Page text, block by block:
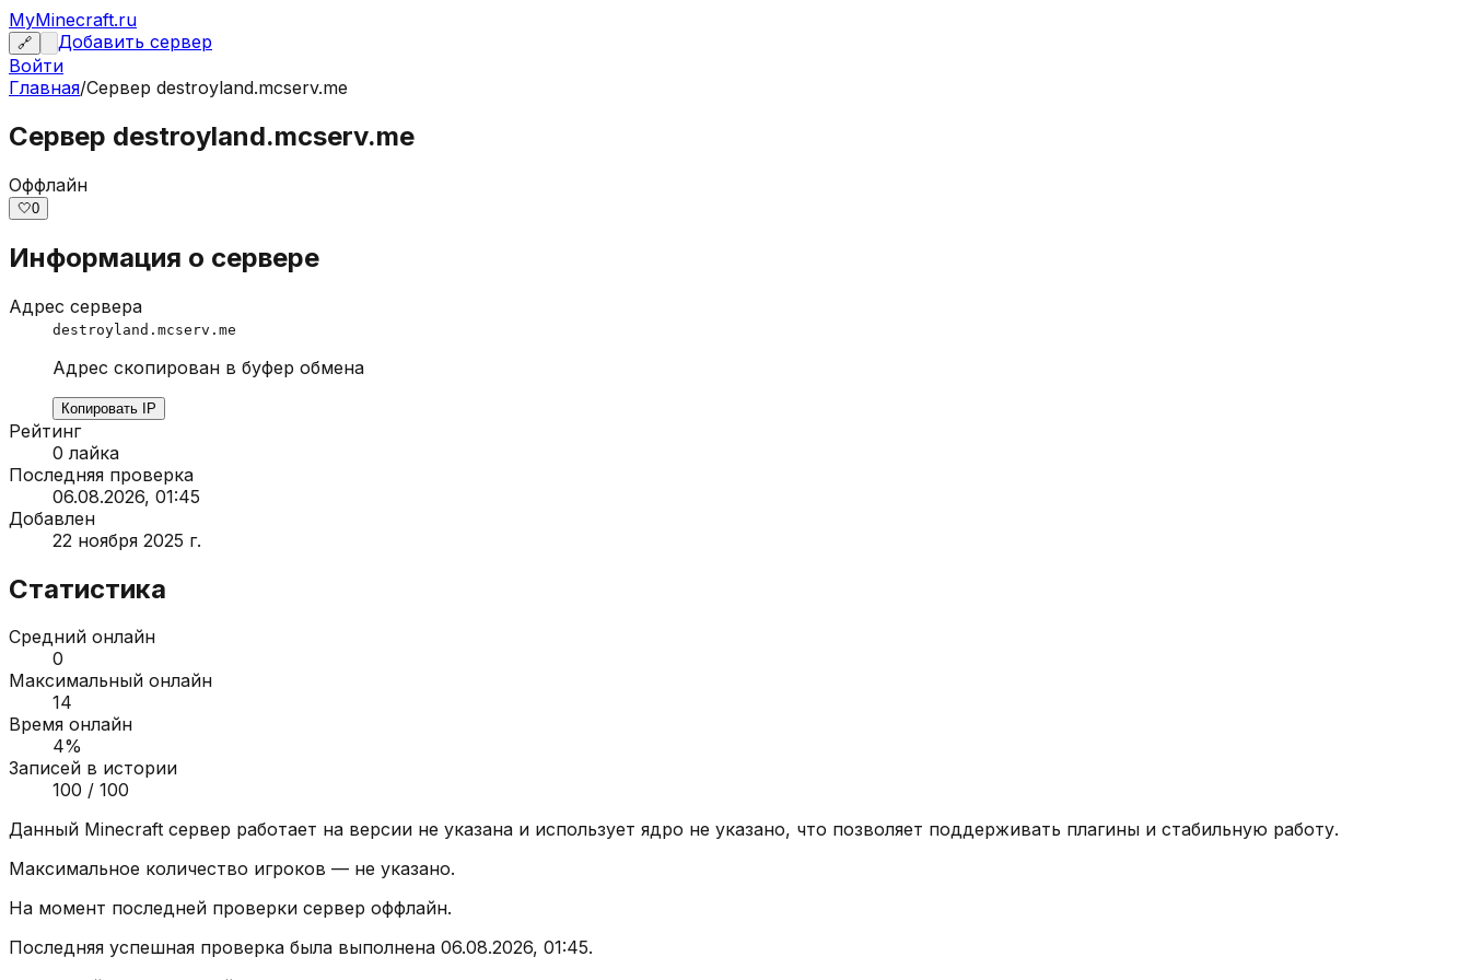
MyMinecraft.ru
🔗
Добавить сервер
Войти
Главная/Сервер destroyland.mcserv.me
Сервер destroyland.mcserv.me
Оффлайн
🤍0
Информация о сервере
Адрес сервера
destroyland.mcserv.me
Адрес скопирован в буфер обмена
Копировать IP
Рейтинг
0 лайка
Последняя проверка
06.08.2026, 01:45
Добавлен
22 ноября 2025 г.
Статистика
Средний онлайн
0
Максимальный онлайн
14
Время онлайн
4%
Записей в истории
100 / 100
Данный Minecraft сервер работает на версии не указана и использует ядро не указано, что позволяет поддерживать плагины и стабильную работу.
Максимальное количество игроков — не указано.
На момент последней проверки сервер оффлайн.
Последняя успешная проверка была выполнена 06.08.2026, 01:45.